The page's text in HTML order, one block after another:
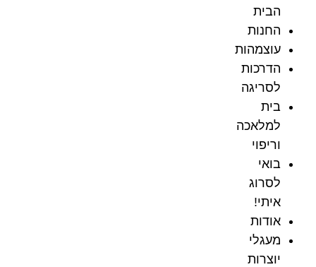
הבית
החנות
עוצמהות
הדרכות
לסריגה
בית
למלאכה
וריפוי
בואי
לסרוג
איתי!
אודות
מעגלי
יוצרות